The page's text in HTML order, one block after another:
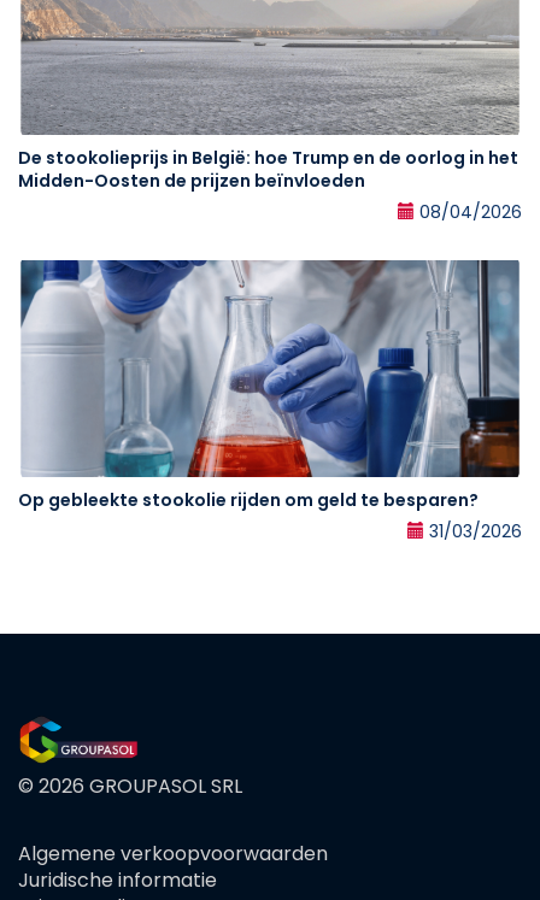
De stookolieprijs in België: hoe Trump en de oorlog in het
Midden-Oosten de prijzen beïnvloeden
08/04/2026
Op gebleekte stookolie rijden om geld te besparen?
31/03/2026
© 2026 GROUPASOL SRL
FOOTER
MENU
Algemene verkoopvoorwaarden
Juridische informatie